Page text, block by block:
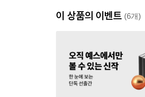
이 상품의 이벤트 (6개)